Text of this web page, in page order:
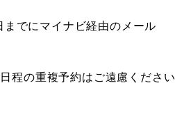
でにマイナビ経由のメール
程の重複予約はご遠慮ください